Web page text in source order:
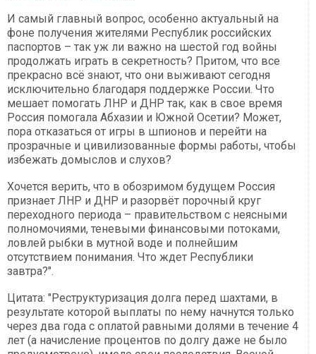
И самый главный вопрос, особенно актуальный на
фоне получения жителями Республик российских
паспортов – так уж ли важно на шестой год войны
продолжать играть в секретность? Притом, что все
прекрасно всё знают, что они выживают сегодня
исключительно благодаря поддержке России. Что
мешает помогать ЛНР и ДНР так, как в свое время
Россия помогала Абхазии и Южной Осетии? Может,
пора отказаться от игры в шпионов и перейти на
прозрачные и цивилизованные формы работы, чтобы
избежать домыслов и слухов?
Хочется верить, что в обозримом будущем Россия
признает ЛНР и ДНР и разорвёт порочный круг
переходного периода – правительством с неясными
полномочиями, теневыми финансовыми потоками,
ловлей рыбки в мутной воде и полнейшим
отсутствием понимания. Что ждет Республики
завтра?".
Цитата: "Реструктуризация долга перед шахтами, в
результате которой выплаты по нему начнутся только
через два года с оплатой равными долями в течение 4
лет (а начисление процентов по долгу даже не было